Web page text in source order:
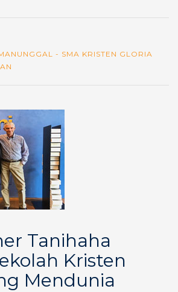
- SMA KRISTEN GLORIA
Tanihaha
Kristen
Mendunia